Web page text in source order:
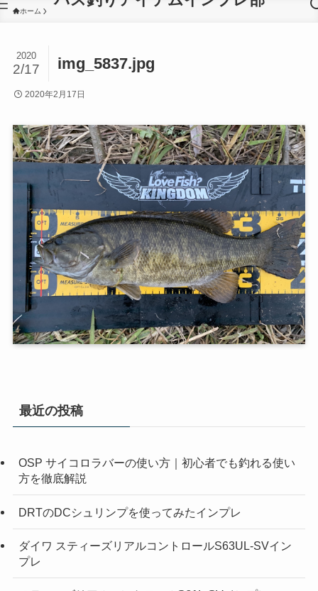
ホーム
img_5837.jpg
2020
2/17
2020年2月17日
最近の投稿
OSP サイコロラバーの使い方｜初心者でも釣れる使い
方を徹底解説
DRTのDCシュリンプを使ってみたインプレ
ダイワ スティーズリアルコントロールS63UL-SVイン
プレ